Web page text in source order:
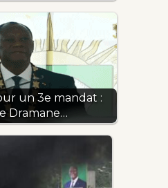
un 3e mandat :
Dramane…